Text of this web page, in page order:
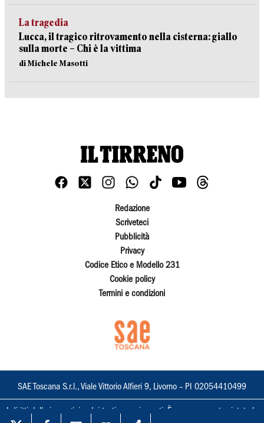
La tragedia
Lucca, il tragico ritrovamento nella cisterna: giallo
sulla morte – Chi è la vittima
di Michele Masotti
Redazione
Scriveteci
Pubblicità
Privacy
Codice Etico e Modello 231
Cookie policy
Termini e condizioni
SAE Toscana S.r.l., Viale Vittorio Alfieri 9, Livorno – PI 02054410499
I diritti delle immagini e dei testi sono riservati. È espressamente vietata la